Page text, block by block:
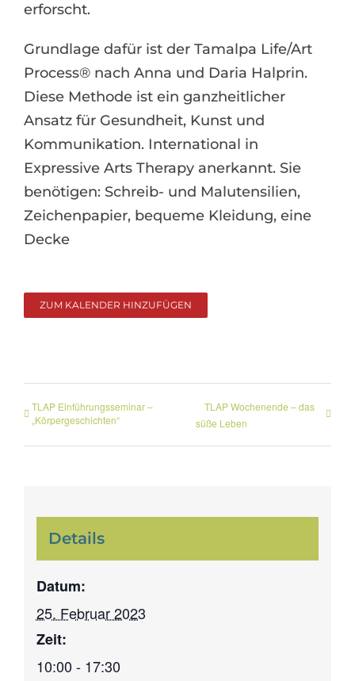
erforscht.
Grundlage dafür ist der Tamalpa Life/Art
Process® nach Anna und Daria Halprin.
Diese Methode ist ein ganzheitlicher
Ansatz für Gesundheit, Kunst und
Kommunikation. International in
Expressive Arts Therapy anerkannt. Sie
benötigen: Schreib- und Malutensilien,
Zeichenpapier, bequeme Kleidung, eine
Decke
ZUM KALENDER HINZUFÜGEN
TLAP Einführungsseminar –
„Körpergeschichten“
TLAP Wochenende – das
süße Leben
Details
Datum:
25. Februar 2023
Zeit:
10:00 - 17:30